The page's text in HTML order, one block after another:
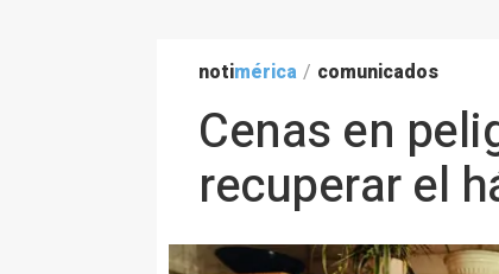
notimérica / comunicados
Cenas en
recuperar el